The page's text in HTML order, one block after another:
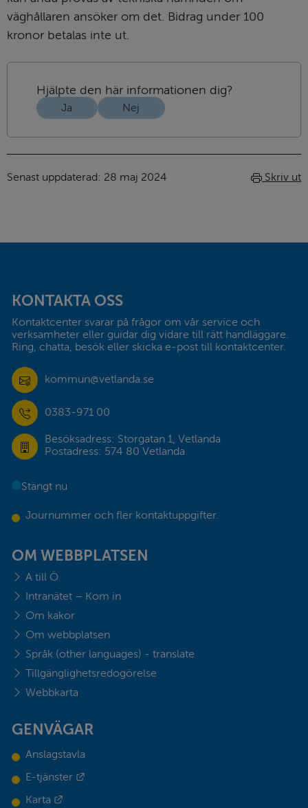
väghållaren ansöker om det. Bidrag under 100
kronor betalas inte ut.
Hjälpte den här informationen dig?
Ja Nej
Senast uppdaterad: 28 maj 2024 Skriv ut
KONTAKTA OSS
Kontaktcenter svarar på frågor om vår service och
verksamheter eller guidar dig vidare till rätt handläggare.
Ring, chatta, besök eller skicka e-post till kontaktcenter.
kommun@vetlanda.se
0383-971 00
Besöksadress: Storgatan 1, Vetlanda
Postadress: 574 80 Vetlanda
Stängt nu
Journummer och fler kontaktuppgifter.
OM WEBBPLATSEN
A till Ö
Intranätet – Kom in
Om kakor
Om webbplatsen
Språk (other languages) - translate
Tillgänglighetsredogörelse
Webbkarta
GENVÄGAR
Anslagstavla
E-tjänster
Karta